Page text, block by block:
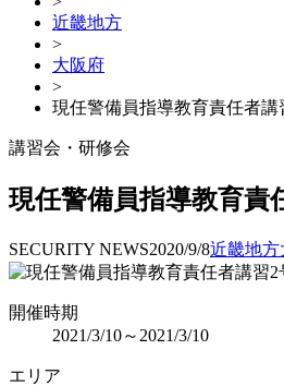
近畿地方
>
大阪府
>
現任警備員指導教育責任者講
講習会・研修会
現任警備員指導教育責
SECURITY NEWS2020/9/8近畿地方
開催時期
2021/3/10～2021/3/10
エリア